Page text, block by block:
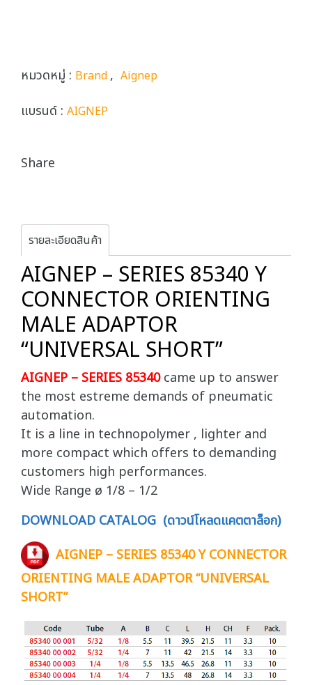
หมวดหมู่ : Brand, Aignep
แบรนด์ : AIGNEP
Share
รายละเอียดสินค้า
AIGNEP – SERIES 85340 Y
CONNECTOR ORIENTING
MALE ADAPTOR
“UNIVERSAL SHORT”
AIGNEP – SERIES 85340came up to answer
the most estreme demands of pneumatic
automation.
It is a line in technopolymer , lighter and
more compact which offers to demanding
customers high performances.
Wide Range ø 1/8 – 1/2
DOWNLOAD CATALOG (ดาวน์โหลดแคตตาล็อก)
AIGNEP – SERIES 85340 Y CONNECTOR
ORIENTING MALE ADAPTOR “UNIVERSAL
SHORT”